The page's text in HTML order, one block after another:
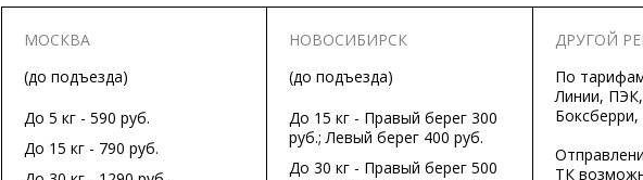
МОСКВА
(до подъезда)
До 5 кг - 590 руб.
До 15 кг - 790 руб.
НОВОСИБИРСК
(до подъезда)
До 15 кг - Правый берег 300
руб.; Левый берег 400 руб.
До 30 кг - Правый берег 500
ДРУГОЙ
По
Линии,
ТК